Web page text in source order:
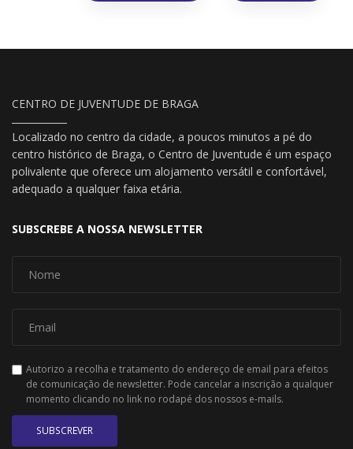
CENTRO DE JUVENTUDE DE BRAGA
Localizado no centro da cidade, a poucos minutos a pé do
centro histórico de Braga, o Centro de Juventude é um espaço
polivalente que oferece um alojamento versátil e confortável,
adequado a qualquer faixa etária.
SUBSCREBE A NOSSA NEWSLETTER
Autorizo a recolha e tratamento do endereço de email para efeitos
de comunicação de newsletter. Pode cancelar a inscrição a qualquer
momento clicando no link no rodapé dos nossos e-mails.
SUBSCREVER